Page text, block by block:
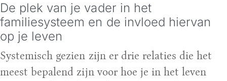
De plek van je vader in het
familiesysteem en de invloed hiervan
op je leven
Systemisch gezien zijn er drie relaties die het
meest bepalend zijn voor hoe je in het leven